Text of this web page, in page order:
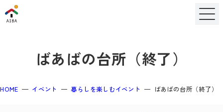
ばあばの台所（終了）
HOME イベント 暮らしを楽しむイベント ばあばの台所（終了）